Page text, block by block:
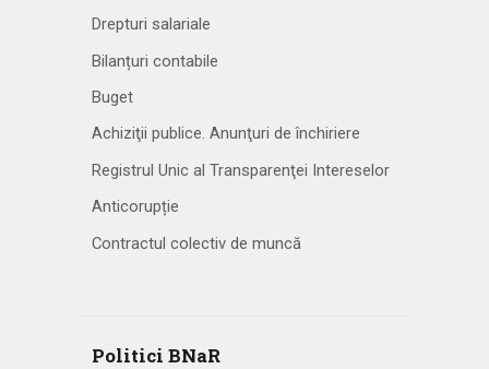
Drepturi salariale
Bilanțuri contabile
Buget
Achiziţii publice. Anunţuri de închiriere
Registrul Unic al Transparenţei Intereselor
Anticorupție
Contractul colectiv de muncă
Politici BNaR